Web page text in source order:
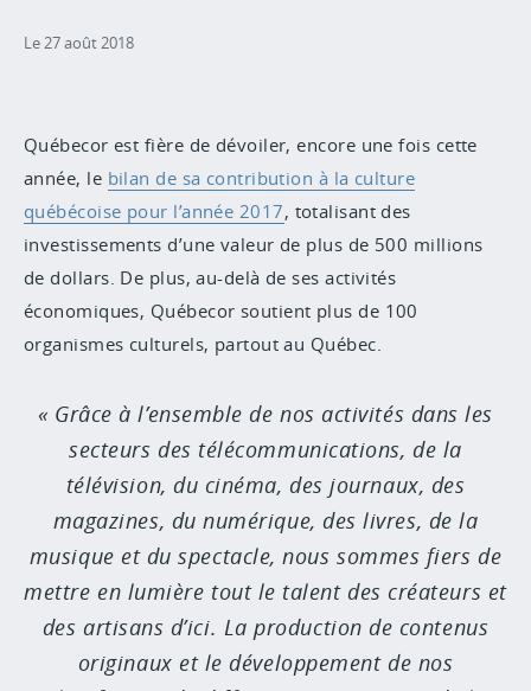
Le 27 août 2018
Québecor est fière de dévoiler, encore une fois cette
année, le bilan de sa contribution à la culture
québécoise pour l’année 2017, totalisant des
investissements d’une valeur de plus de 500 millions
de dollars. De plus, au-delà de ses activités
économiques, Québecor soutient plus de 100
organismes culturels, partout au Québec.
Grâce à l’ensemble de nos activités dans les
secteurs des télécommunications, de la
télévision, du cinéma, des journaux, des
magazines, du numérique, des livres, de la
musique et du spectacle, nous sommes fiers de
mettre en lumière tout le talent des créateurs et
des artisans d’ici. La production de contenus
originaux et le développement de nos